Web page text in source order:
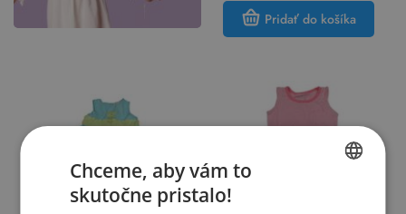
Pridať do košíka
Chceme, aby vám to
skutočne pristalo!